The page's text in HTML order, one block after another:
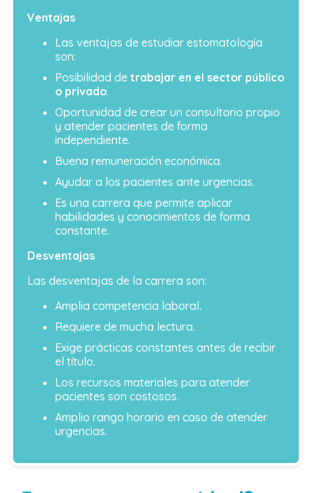
Ventajas
Las ventajas de estudiar estomatología
son:
Posibilidad de trabajar en el sector público
o privado.
Oportunidad de crear un consultorio propio
y atender pacientes de forma
independiente.
Buena remuneración económica.
Ayudar a los pacientes ante urgencias.
Es una carrera que permite aplicar
habilidades y conocimientos de forma
constante.
Desventajas
Las desventajas de la carrera son:
Amplia competencia laboral.
Requiere de mucha lectura.
Exige prácticas constantes antes de recibir
el título.
Los recursos materiales para atender
pacientes son costosos.
Amplio rango horario en caso de atender
urgencias.